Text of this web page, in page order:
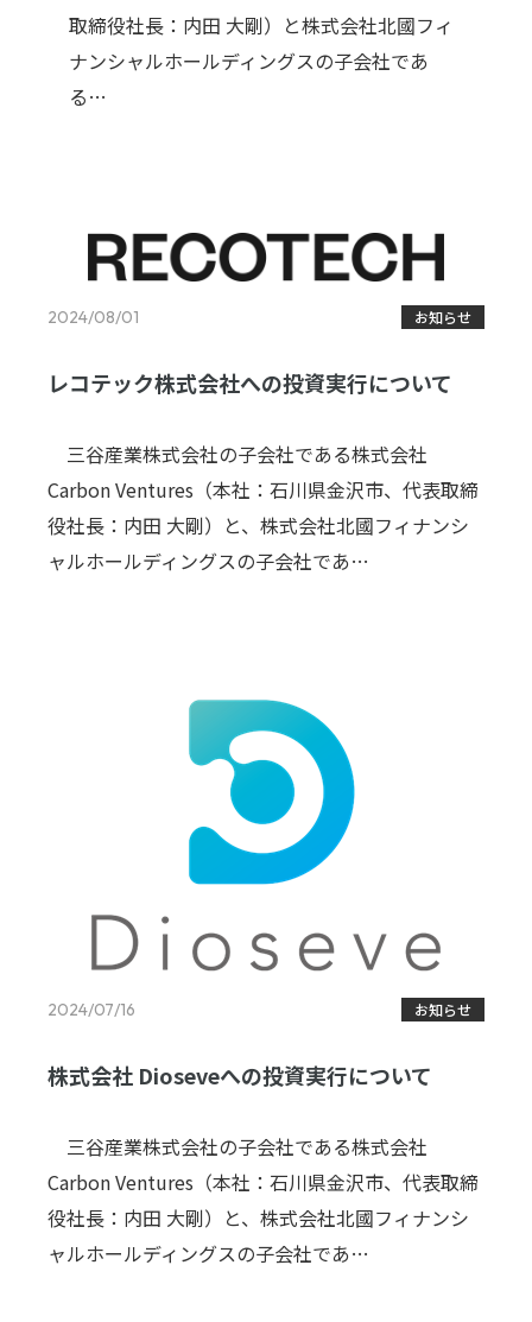
取締役社長：内田 大剛）と株式会社北國フィ
ナンシャルホールディングスの子会社であ
る…
2024/08/01 お知らせ
レコテック株式会社への投資実行について
三谷産業株式会社の子会社である株式会社
Carbon Ventures（本社：石川県金沢市、代表取締
役社長：内田 大剛）と、株式会社北國フィナンシ
ャルホールディングスの子会社であ…
2024/07/16 お知らせ
株式会社 Dioseveへの投資実行について
三谷産業株式会社の子会社である株式会社
Carbon Ventures（本社：石川県金沢市、代表取締
役社長：内田 大剛）と、株式会社北國フィナンシ
ャルホールディングスの子会社であ…